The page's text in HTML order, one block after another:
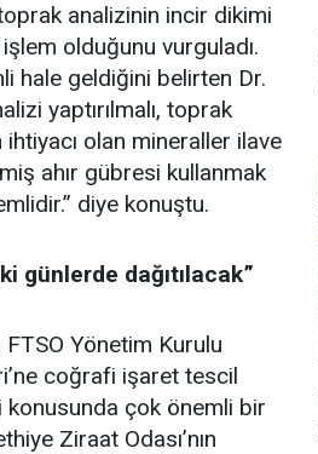
analizinin incir dikimi
olduğunu vurguladı.
hale geldiğini belirten Dr.
yaptırılmalı, toprak
olan mineraller ilave
ahır gübresi kullanmak
diye konuştu.
günlerde dağıtılacak”
Yönetim Kurulu
coğrafi işaret tescil
çok önemli bir
Ziraat Odası’nın